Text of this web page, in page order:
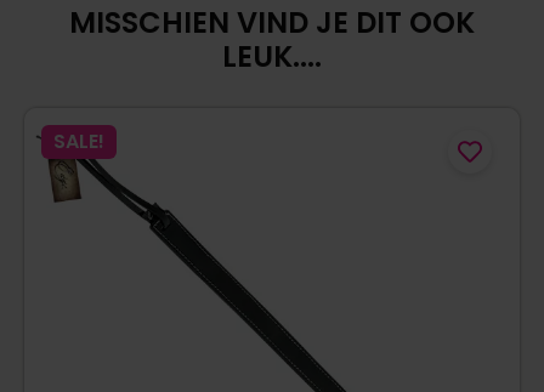
MISSCHIEN VIND JE DIT OOK
LEUK....
SALE!